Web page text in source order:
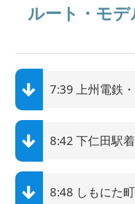
ルート・モ
7:39 上州電鉄
8:42 下仁田駅着
8:48 しもにた